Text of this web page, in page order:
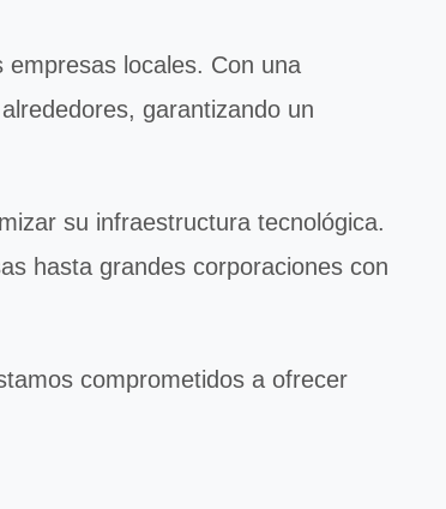
empresas locales. Con una
garantizando un
su infraestructura tecnológica.
hasta grandes corporaciones con
comprometidos a ofrecer